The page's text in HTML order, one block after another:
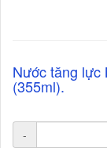
Nước tăng lực
(355ml).
-